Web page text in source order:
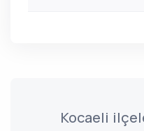
Kocaeli